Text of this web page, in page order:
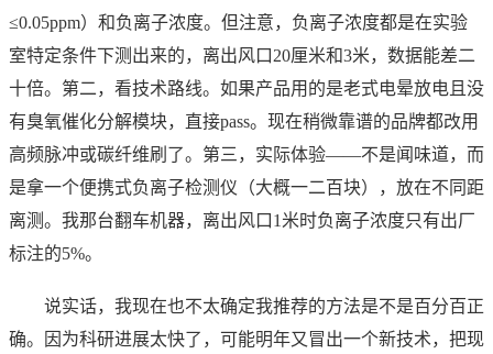
≤0.05ppm）和负离子浓度。但注意，负离子浓度都是在实验
室特定条件下测出来的，离出风口20厘米和3米，数据能差二
十倍。第二，看技术路线。如果产品用的是老式电晕放电且没
有臭氧催化分解模块，直接pass。现在稍微靠谱的品牌都改用
高频脉冲或碳纤维刷了。第三，实际体验——不是闻味道，而
是拿一个便携式负离子检测仪（大概一二百块），放在不同距
离测。我那台翻车机器，离出风口1米时负离子浓度只有出厂
标注的5%。
说实话，我现在也不太确定我推荐的方法是不是百分百正
确。因为科研进展太快了，可能明年又冒出一个新技术，把现